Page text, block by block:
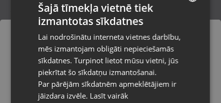
Samsung Galaxy S21 FE 5G (G990B/DS)
256GB
Daugavpils, 18.novembra iela 171-31
Stāvoklis Lietots (Garantija 6 mēneši)
150.00€
/mēn.
Pasūtījumi tiks piegādāti uz
izvēlēto valsti
Vietnes saturs būs attēlots izvēlētajā
RUSSIAN
Šajā tīmekļa vietnē tiek
izmantotas sīkdatnes
Lai nodrošinātu interneta vietnes darbību,
mēs izmantojam obligāti nepieciešamās
sīkdatnes. Turpinot lietot mūsu vietni, jūs
piekrītat šo sīkdatņu izmantošanai.
Par pārējām sīkdatnēm apmeklētājiem ir
jāizdara izvēle. Lasīt vairāk